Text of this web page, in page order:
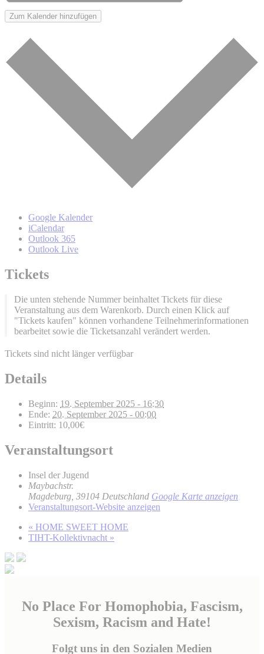
Zum Kalender hinzufügen
Google Kalender
iCalendar
Outlook 365
Outlook Live
Tickets
Die unten stehende Nummer beinhaltet Tickets für diese
Veranstaltung aus dem Warenkorb. Durch einen Klick auf
"Tickets kaufen" können vorhandene Teilnehmerinformationen
bearbeitet sowie die Ticketsanzahl verändert werden.
Tickets sind nicht länger verfügbar
Details
Beginn: 19. September 2025 - 16:30
Ende: 20. September 2025 - 00:00
Eintritt: 10,00€
Veranstaltungsort
Insel der Jugend
Maybachstr.
Magdeburg 39104 Deutschland Google Karte anzeigen
Veranstaltungsort-Website anzeigen
« HOME SWEET HOME
TIHT-Kollektivnacht »
No Place For Homophobia, Fascism,
Sexism, Racism and Hate!
Folgt uns in den Sozialen Medien